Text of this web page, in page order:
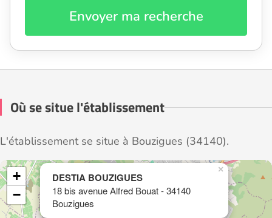
Envoyer ma recherche
Où se situe l'établissement
L'établissement se situe à Bouzigues (34140).
DESTIA BOUZIGUES
18 bis avenue Alfred Bouat - 34140
Bouzigues
×
+
−